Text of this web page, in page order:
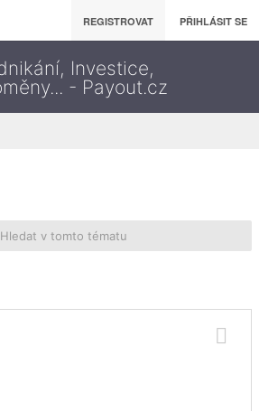
REGISTROVAT PŘIHLÁSIT SE